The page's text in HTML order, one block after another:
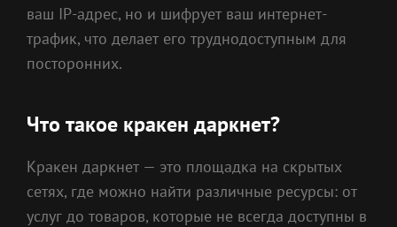
ваш IP-адрес, но и шифрует ваш интернет-
трафик, что делает его труднодоступным для
посторонних.
Что такое кракен даркнет?
Кракен даркнет — это площадка на скрытых
сетях, где можно найти различные ресурсы: от
услуг до товаров, которые не всегда доступны в